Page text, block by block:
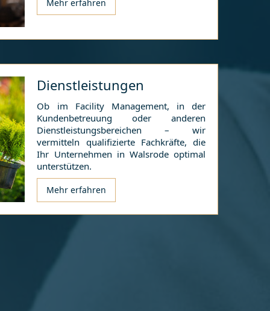
Mehr erfahren
Dienstleistungen
Ob im Facility Management, in der
Kundenbetreuung oder anderen
Dienstleistungsbereichen – wir
vermitteln qualifizierte Fachkräfte, die
Ihr Unternehmen inWalsrode optimal
unterstützen.
Mehr erfahren